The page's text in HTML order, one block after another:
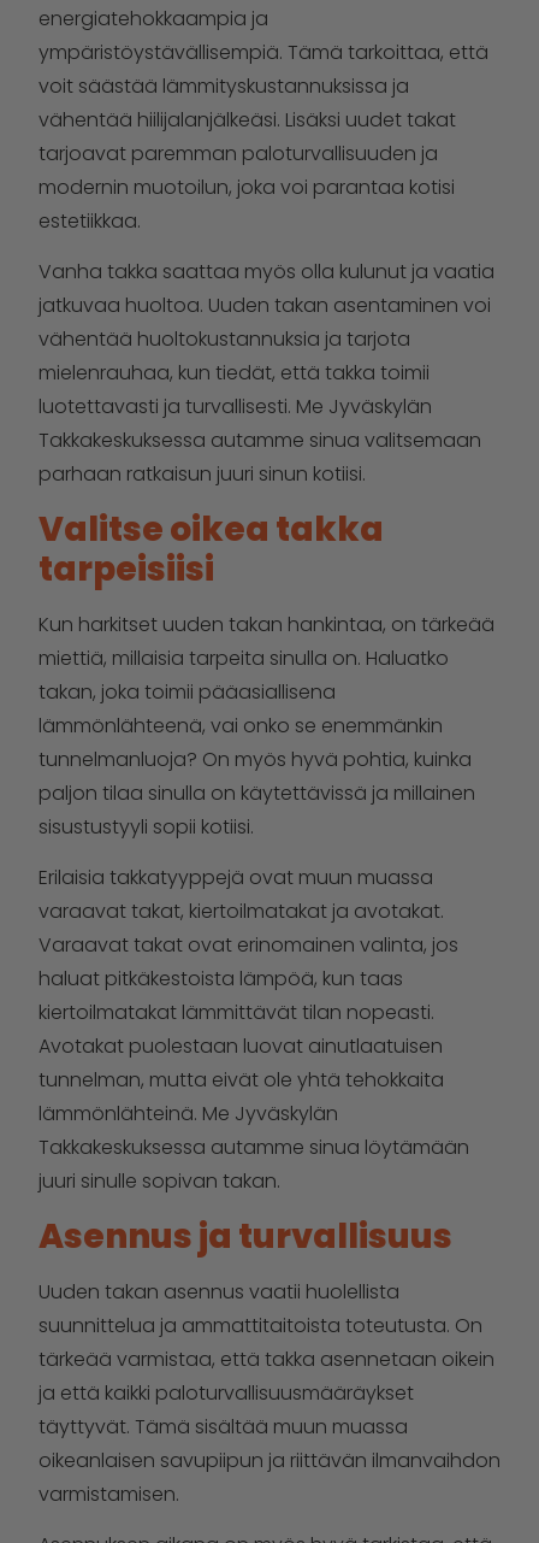
energiatehokkaampia ja
ympäristöystävällisempiä. Tämä tarkoittaa, että
voit säästää lämmityskustannuksissa ja
vähentää hiilijalanjälkeäsi. Lisäksi uudet takat
tarjoavat paremman paloturvallisuuden ja
modernin muotoilun, joka voi parantaa kotisi
estetiikkaa.
Vanha takka saattaa myös olla kulunut ja vaatia
jatkuvaa huoltoa. Uuden takan asentaminen voi
vähentää huoltokustannuksia ja tarjota
mielenrauhaa, kun tiedät, että takka toimii
luotettavasti ja turvallisesti. Me Jyväskylän
Takkakeskuksessa autamme sinua valitsemaan
parhaan ratkaisun juuri sinun kotiisi.
Valitse oikea takka
tarpeisiisi
Kun harkitset uuden takan hankintaa, on tärkeää
miettiä, millaisia tarpeita sinulla on. Haluatko
takan, joka toimii pääasiallisena
lämmönlähteenä, vai onko se enemmänkin
tunnelmanluoja? On myös hyvä pohtia, kuinka
paljon tilaa sinulla on käytettävissä ja millainen
sisustustyyli sopii kotiisi.
Erilaisia takkatyyppejä ovat muun muassa
varaavat takat, kiertoilmatakat ja avotakat.
Varaavat takat ovat erinomainen valinta, jos
haluat pitkäkestoista lämpöä, kun taas
kiertoilmatakat lämmittävät tilan nopeasti.
Avotakat puolestaan luovat ainutlaatuisen
tunnelman, mutta eivät ole yhtä tehokkaita
lämmönlähteinä. Me Jyväskylän
Takkakeskuksessa autamme sinua löytämään
juuri sinulle sopivan takan.
Asennus ja turvallisuus
Uuden takan asennus vaatii huolellista
suunnittelua ja ammattitaitoista toteutusta. On
tärkeää varmistaa, että takka asennetaan oikein
ja että kaikki paloturvallisuusmääräykset
täyttyvät. Tämä sisältää muun muassa
oikeanlaisen savupiipun ja riittävän ilmanvaihdon
varmistamisen.